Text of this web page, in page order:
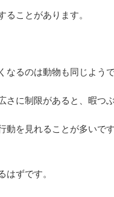
ることがあります。
るのは動物も同じようで
さに制限があると、暇つ
動を見れることが多いで
はずです。